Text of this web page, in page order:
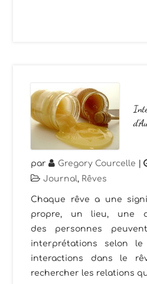
par Gregory Courcelle |
Journal, Rêves
Chaque rêve a une
propre, un lieu, une
des personnes
interprétations selon
interactions dans le
rechercher les relations